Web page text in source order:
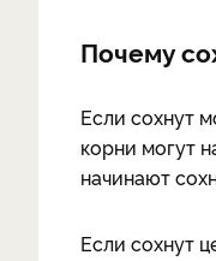
Почему
Если сохнут
корни могут
начинают
Если сохнут